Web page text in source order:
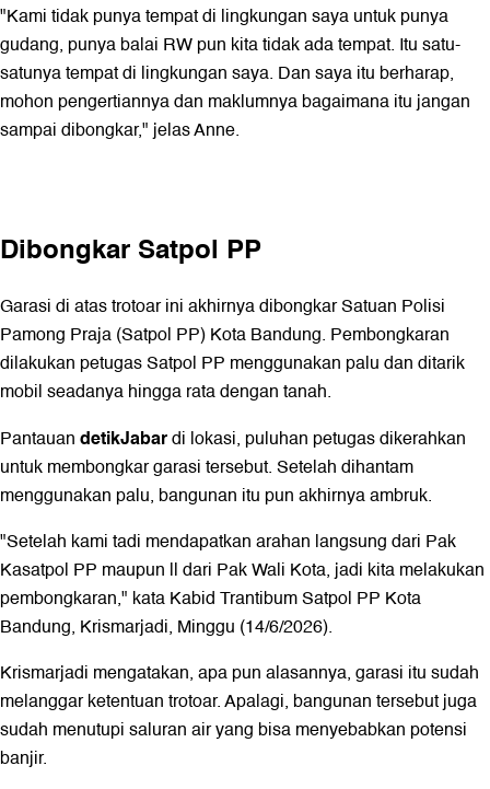
"Kami tidak punya tempat di lingkungan saya untuk punya
gudang, punya balai RW pun kita tidak ada tempat. Itu satu-
satunya tempat di lingkungan saya. Dan saya itu berharap,
mohon pengertiannya dan maklumnya bagaimana itu jangan
sampai dibongkar," jelas Anne.
Dibongkar Satpol PP
Garasi di atas trotoar ini akhirnya dibongkar Satuan Polisi
Pamong Praja (Satpol PP) Kota Bandung. Pembongkaran
dilakukan petugas Satpol PP menggunakan palu dan ditarik
mobil seadanya hingga rata dengan tanah.
PantauandetikJabardi lokasi, puluhan petugas dikerahkan
untuk membongkar garasi tersebut. Setelah dihantam
menggunakan palu, bangunan itu pun akhirnya ambruk.
"Setelah kami tadi mendapatkan arahan langsung dari Pak
Kasatpol PP maupun ll dari Pak Wali Kota, jadi kita melakukan
pembongkaran," kata Kabid Trantibum Satpol PP Kota
Bandung, Krismarjadi, Minggu (14/6/2026).
Krismarjadi mengatakan, apa pun alasannya, garasi itu sudah
melanggar ketentuan trotoar. Apalagi, bangunan tersebut juga
sudah menutupi saluran air yang bisa menyebabkan potensi
banjir.